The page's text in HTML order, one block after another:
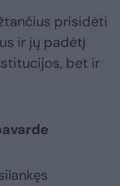
prisidėti
ir jų padėtį
bet ir